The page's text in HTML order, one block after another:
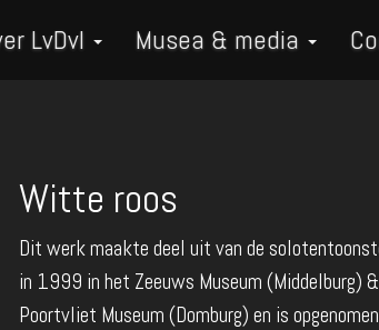
LvDvI Musea & media
Witte roos
Dit werk maakte deel uit van de
in 1999 in het Zeeuws Museum (Middelburg)
Poortvliet Museum (Domburg) en is